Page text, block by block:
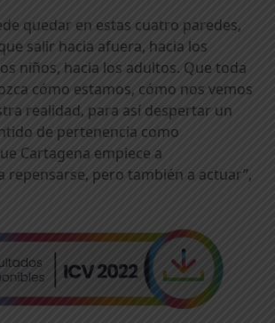
quedar en estas cuatro paredes,
salir hacia afuera, hacia los
niños, hacia los adultos. Que toda
cómo estamos, cómo nos vemos
realidad, para así despertar un
de pertenencia como
Cartagena empiece a
repensarse, pero también a actuar”,